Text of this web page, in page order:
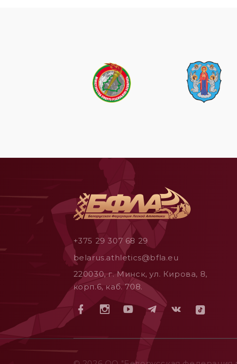
+375 29 307 68 29
belarus.athletics@bfla.eu
220030, г. Минск, ул. Кирова, 8,
корп.6, каб. 708.